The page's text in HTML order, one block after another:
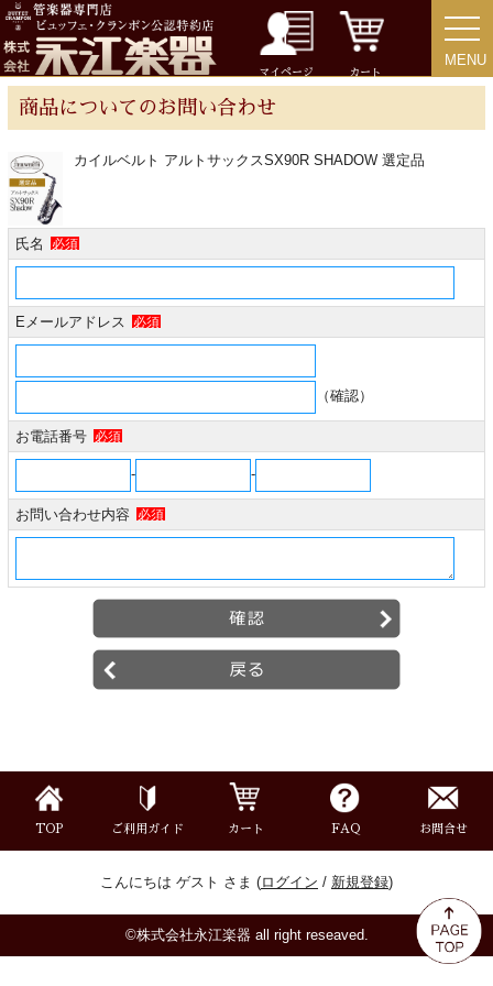
マイページ カート
MENU
MENU
商品についてのお問い合わせ
カイルベルト アルトサックスSX90R SHADOW 選定品
氏名 必須
Eメールアドレス 必須
（確認）
お電話番号 必須
- -
お問い合わせ内容 必須
TOP ご利用ガイド カート FAQ お問合せ
こんにちは ゲスト さま (ログイン / 新規登録)
©株式会社永江楽器 all right reseaved.
チューバ
リード＆リードケース
マウスピース＆ポーチ
リガチャー＆キャップ
ストラップ
ミュート
楽器スタンド
譜面台・指揮棒